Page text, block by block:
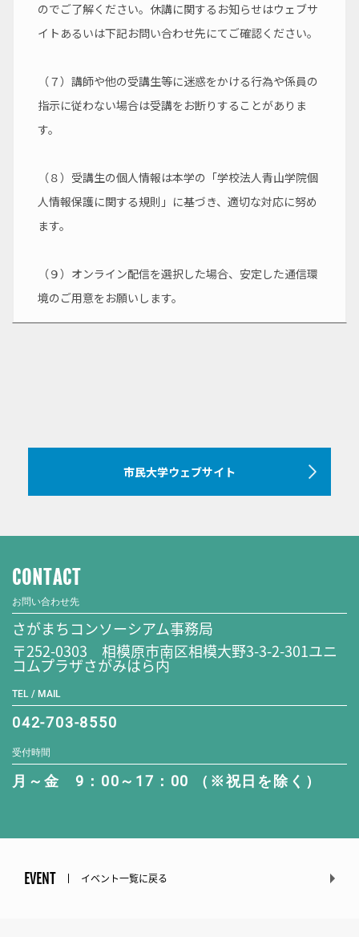
のでご了解ください。休講に関するお知らせはウェブサ
イトあるいは下記お問い合わせ先にてご確認ください。
（７）講師や他の受講生等に迷惑をかける行為や係員の
指示に従わない場合は受講をお断りすることがありま
す。
（８）受講生の個人情報は本学の「学校法人青山学院個
人情報保護に関する規則」に基づき、適切な対応に努め
ます。
（９）オンライン配信を選択した場合、安定した通信環
境のご用意をお願いします。
市民大学ウェブサイト
CONTACT
お問い合わせ先
さがまちコンソーシアム事務局
〒252-0303 相模原市南区相模大野3-3-2-301ユニ
コムプラザさがみはら内
TEL / MAIL
042-703-8550
受付時間
月～金 9：00～17：00 （※祝日を除く）
EVENT イベント一覧に戻る